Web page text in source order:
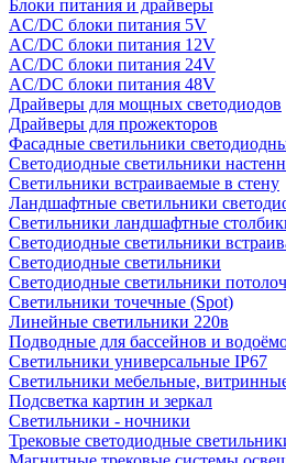
Блоки питания и драйверы
AC/DC блоки питания 5V
AC/DC блоки питания 12V
AC/DC блоки питания 24V
AC/DC блоки питания 48V
Драйверы для мощных светодиодов
Драйверы для прожекторов
Фасадные светильники
Светодиодные светильники
Светильники встраиваемые в стену
Ландшафтные светильники
Светильники ландшафтные
Светодиодные светильники
Светодиодные светильники
Светодиодные светильники
Светильники точечные (Spot)
Линейные светильники 220в
Подводные для бассейнов и
Светильники универсальные IP67
Светильники мебельные,
Подсветка картин и зеркал
Светильники - ночники
Трековые светодиодные